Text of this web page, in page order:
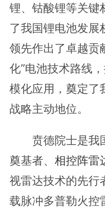
锂、钴酸锂等关键
了我国锂电池发展
领先作出了卓越贡
化”电池技术路线
模化应用，奠定了
战略主动地位。
贲德院士是我
奠基者、 相控阵雷
视雷达技术的先行
载脉冲多普勒火控